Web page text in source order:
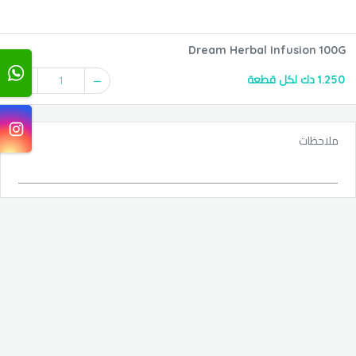
Dream Herbal Infusion 100G
1.250 دك لكل قطعة 1
ملاحظات